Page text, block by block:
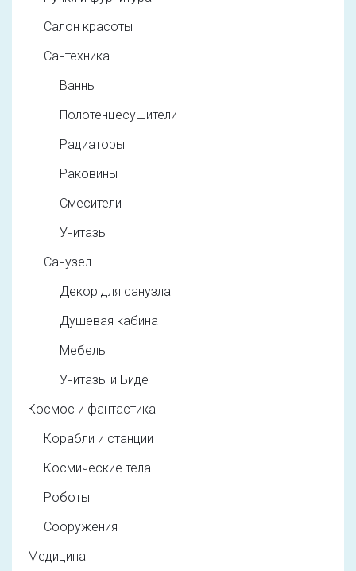
Салон красоты
Сантехника
Ванны
Полотенцесушители
Радиаторы
Раковины
Смесители
Унитазы
Санузел
Декор для санузла
Душевая кабина
Мебель
Унитазы и Биде
Космос и фантастика
Корабли и станции
Космические тела
Роботы
Сооружения
Медицина